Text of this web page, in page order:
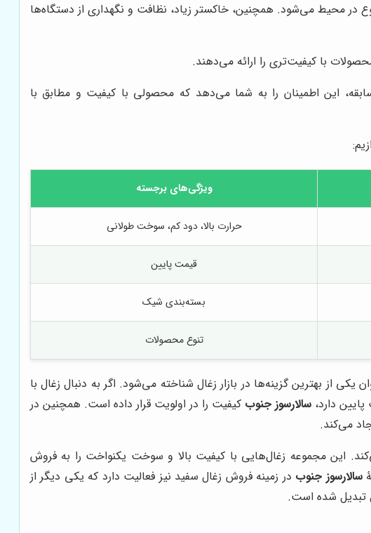
در محیط می‌شود. همچنین، خاکستر زیاد، نظافت و نگهداری از دستگاه‌ها
با کیفیت‌تری را ارائه می‌دهند.
این اطمینان را به شما می‌دهد که محصولی با کیفیت و مطابق با
ویژگی‌های برجسته
حرارت بالا، دود کم، سوخت طولانی
قیمت پایین
بسته‌بندی شیک
تنوع محصولات
از بهترین گزینه‌ها در بازار زغال شناخته می‌شود. اگر به دنبال زغال با
دارد، سالارسوز جنوب کیفیت را در اولویت قرار داده است. همچنین در
می‌کند.
این مجموعه زغال‌هایی با کیفیت بالا و سوخت یکنواخت را به فروش
سالارسوز جنوب در زمینه فروش زغال سفید نیز فعالیت دارد که یکی دیگر از
تبدیل شده است.